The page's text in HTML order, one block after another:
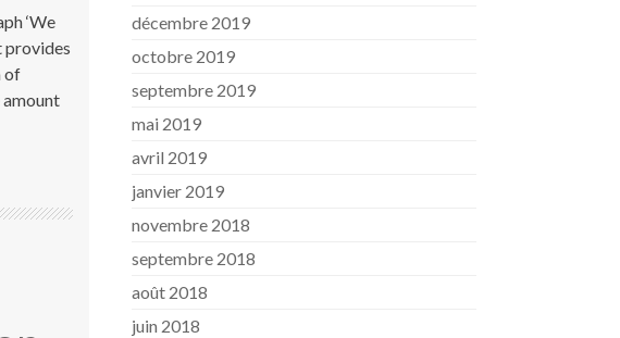
‘We
provides
of
décembre 2019
octobre 2019
septembre 2019
mai 2019
avril 2019
janvier 2019
novembre 2018
septembre 2018
août 2018
juin 2018